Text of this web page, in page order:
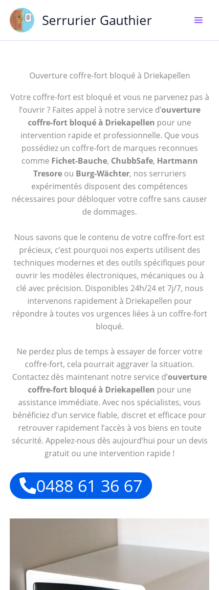
contenu
Serrurier Gauthier
Ouverture coffre-fort bloqué à Driekapellen
Votre coffre-fort est bloqué et vous ne parvenez pas à
l’ouvrir ? Faites appel à notre service d’ouverture
coffre-fort bloqué à Driekapellen pour une
intervention rapide et professionnelle. Que vous
possédiez un coffre-fort de marques reconnues
comme Fichet-Bauche, ChubbSafe, Hartmann
Tresoreou Burg-Wächter, nos serruriers
expérimentés disposent des compétences
nécessaires pour débloquer votre coffre sans causer
de dommages.
Nous savons que le contenu de votre coffre-fort est
précieux, c’est pourquoi nos experts utilisent des
techniques modernes et des outils spécifiques pour
ouvrir les modèles électroniques, mécaniques ou à
clé avec précision. Disponibles 24h/24 et 7j/7, nous
intervenons rapidement à Driekapellen pour
répondre à toutes vos urgences liées à un coffre-fort
bloqué.
Ne perdez plus de temps à essayer de forcer votre
coffre-fort, cela pourrait aggraver la situation.
Contactez dès maintenant notre service d’ouverture
coffre-fort bloqué à Driekapellen pour une
assistance immédiate. Avec nos spécialistes, vous
bénéficiez d’un service fiable, discret et efficace pour
retrouver rapidement l’accès à vos biens en toute
sécurité. Appelez-nous dès aujourd’hui pour un devis
gratuit ou une intervention rapide !
0488 61 36 67